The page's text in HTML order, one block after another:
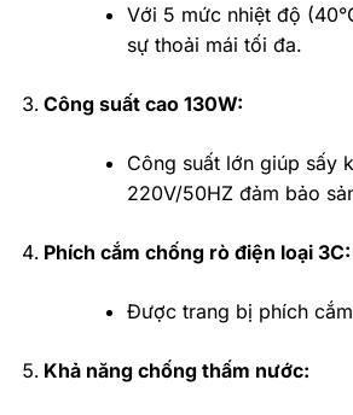
Với 5 mức nhiệt độ
sự thoải mái tối đa.
Công suất cao 130W:
Công suất lớn giúp sấy
220V/50HZ đảm bảo
Phích cắm chống rò điện loại 3C:
Được trang bị phích
Khả năng chống thấm nước: